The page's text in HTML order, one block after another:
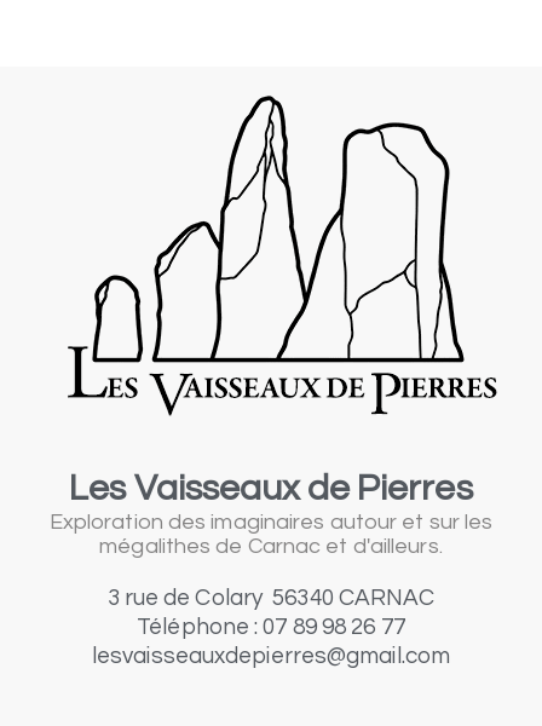
Les Vaisseaux de Pierres
Exploration des imaginaires autour et sur les
mégalithes de Carnac et d'ailleurs.
3 rue de Colary 56340 CARNAC
Téléphone : 07 89 98 26 77
lesvaisseauxdepierres@gmail.com